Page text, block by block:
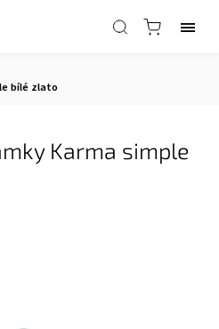
bílé zlato
Karma simple